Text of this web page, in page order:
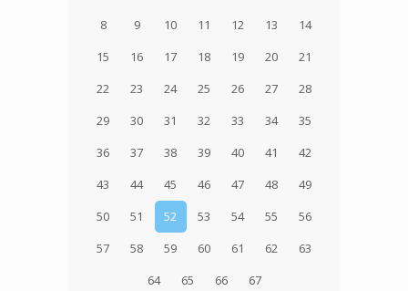
8
9 10 11 12 13
14
15
16 17 18 19 20
21
22
23 24 25 26 27
28
29
30 31 32 33 34
35
36
37 38 39 40 41
42
43
44 45 46 47 48
49
50
51 52 53 54 55
56
57
58 59 60 61 62
63
64
65 66 67